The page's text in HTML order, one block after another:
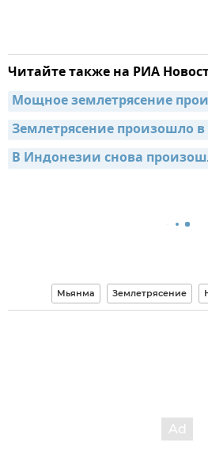
Читайте также на РИА
Мощное землетрясение
Землетрясение произошло в
В Индонезии снова
Мьянма Землетрясение